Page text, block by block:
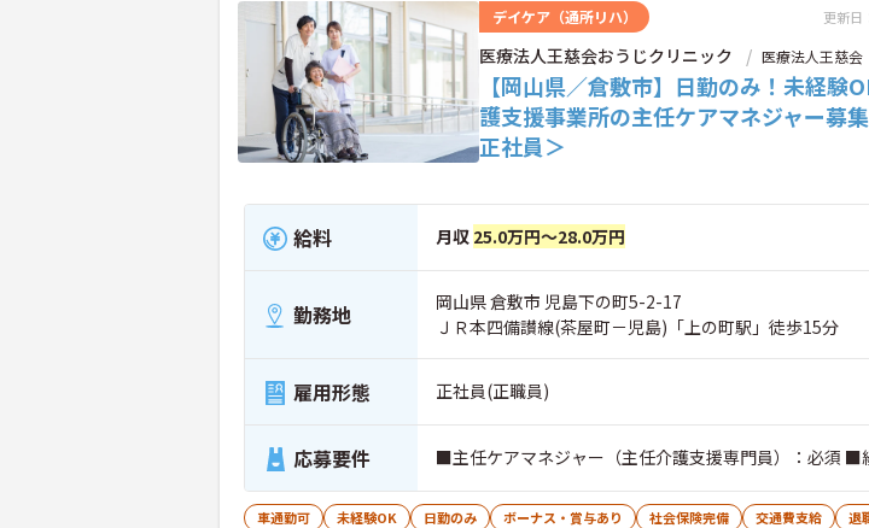
デイケア（通所リハ） 更新日
医療法人王慈会おうじクリニック 医療法人王慈会
【岡山県／倉敷市】日勤のみ！未経験
護支援事業所の主任ケアマネジャー募
正社員＞
給料 月収 25.0万円～28.0万円
勤務地
岡山県 倉敷市 児島下の町5-2-17
ＪＲ本四備讃線(茶屋町－児島)「上の町駅」徒歩15分
雇用形態 正社員(正職員)
応募要件 ■主任ケアマネジャー（主任介護支援専門員）：必須 ■
車通勤可 未経験OK 日勤のみ ボーナス・賞与あり 社会保険完備 交通費支給 退